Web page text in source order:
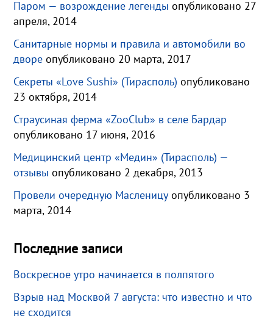
Паром — возрождение легенды опубликовано 27
апреля, 2014
Санитарные нормы и правила и автомобили во
дворе опубликовано 20 марта, 2017
Секреты «Love Sushi» (Тирасполь) опубликовано
23 октября, 2014
Страусиная ферма «ZooClub» в селе Бардар
опубликовано 17 июня, 2016
Медицинский центр «Медин» (Тирасполь) —
отзывы опубликовано 2 декабря, 2013
Провели очередную Масленицу опубликовано 3
марта, 2014
Последние записи
Воскресное утро начинается в полпятого
Взрыв над Москвой 7 августа: что известно и что
не сходится